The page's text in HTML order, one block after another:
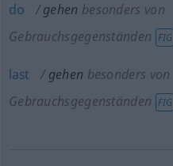
do gehen besonders von
Gebrauchsgegenständen FIG
last gehen besonders von
Gebrauchsgegenständen FIG